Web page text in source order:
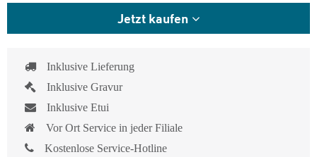
Jetzt kaufen
Inklusive Lieferung
Inklusive Gravur
Inklusive Etui
Vor Ort Service in jeder Filiale
Kostenlose Service-Hotline